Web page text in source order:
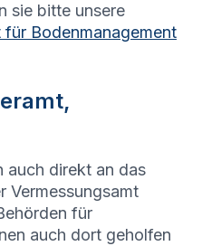
sie bitte unsere
für Bodenmanagement
auch direkt an das
Vermessungsamt
für
auch dort geholfen